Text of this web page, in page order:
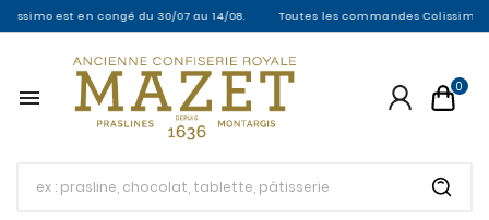
est en congé du 30/07 au 14/08. Toutes les commandes Colissimo
 0